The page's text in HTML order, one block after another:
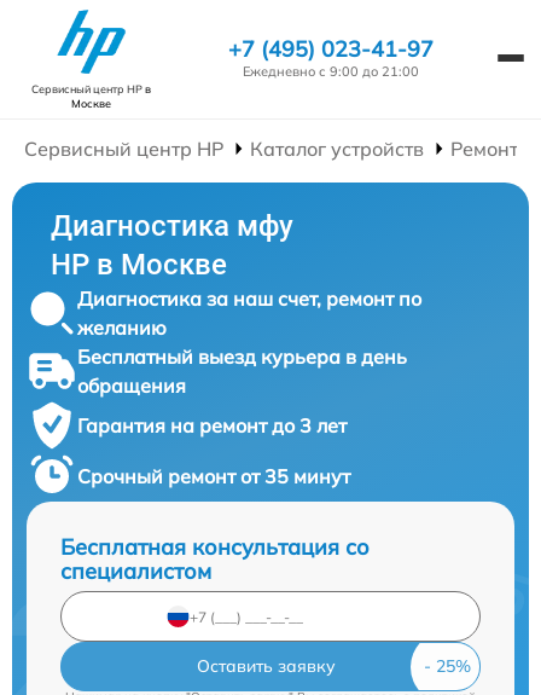
Сервисный центр HPв
Москве
+7 (495) 023-41-97
Ежедневно с 9:00 до 21:00
Сервисный центр HP Каталог устройств Ремонт
Диагностика мфу
HP в Москве
Диагностика за наш счет, ремонт по
желанию
Бесплатный выезд курьера в день
обращения
Гарантия на ремонт до 3 лет
Срочный ремонт от 35 минут
Бесплатная консультация со
специалистом
Оставить заявку